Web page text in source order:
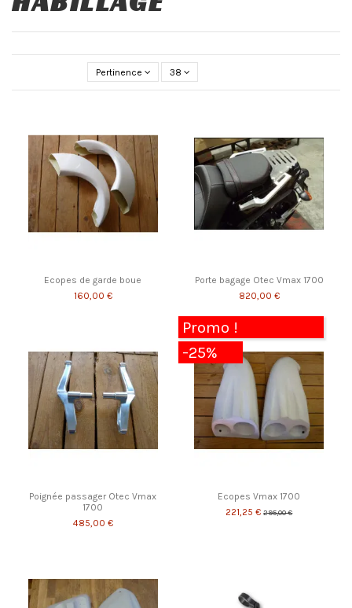
Pertinence 38
Ecopes de garde boue
160,00 €
Porte bagage Otec Vmax 1700
820,00 €
Poignée passager Otec Vmax
1700
485,00 €
Promo !
-25%
Ecopes Vmax 1700
221,25 €295,00 €